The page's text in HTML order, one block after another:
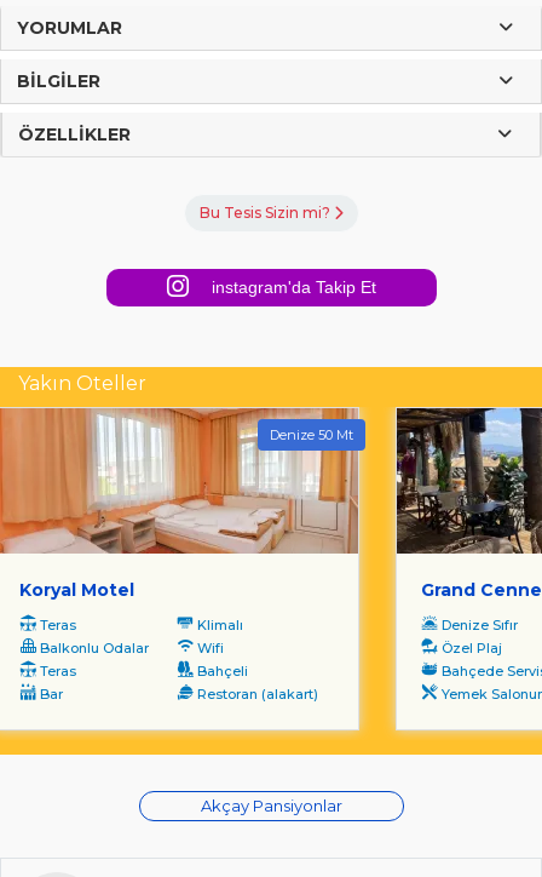
YORUMLAR
BILGILER
ÖZELLIKLER
Bu Tesis Sizin mi?
instagram'da Takip Et
Yakın Oteller
Denize 50 Mt
Koryal Motel
Teras
Klimalı
Balkonlu Odalar
Wifi
Teras
Bahçeli
Bar
Restoran (alakart)
Grand
Denize Sıfır
Özel Plaj
Bahçede
Yemek Salonunda
Akçay Pansiyonlar